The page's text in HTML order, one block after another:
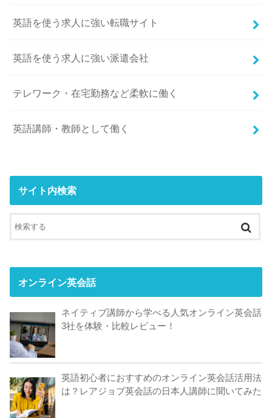
英語を使う求人に強い転職サイト
英語を使う求人に強い派遣会社
テレワーク・在宅勤務など柔軟に働く
英語講師・教師として働く
サイト内検索
オンライン英会話
ネイティブ講師から学べる人気オンライン英会話
3社を体験・比較レビュー！
英語初心者におすすめのオンライン英会話活用法
は？レアジョブ英会話の日本人講師に聞いてみた